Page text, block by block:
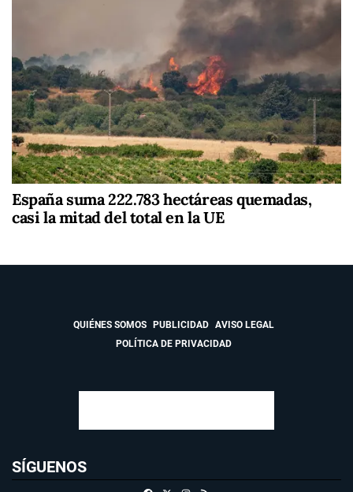
España suma 222.783 hectáreas quemadas,
casi la mitad del total en la UE
QUIÉNES SOMOS PUBLICIDAD
AVISO LEGAL
POLÍTICA DE PRIVACIDAD
SÍGUENOS